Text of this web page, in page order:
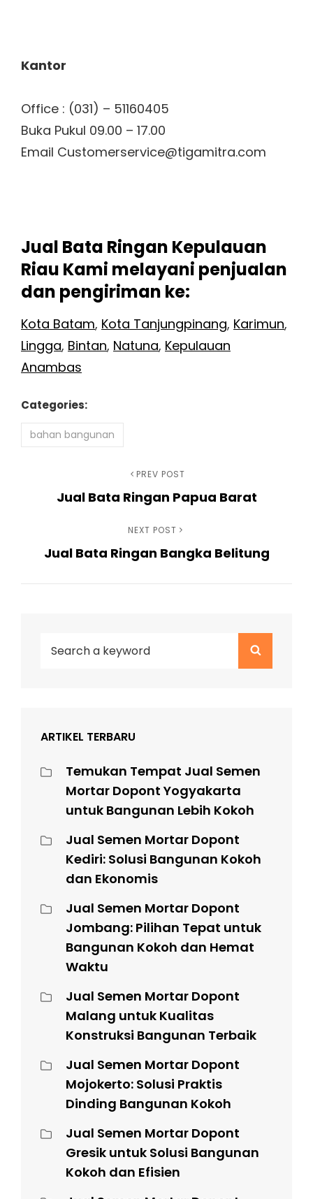
Kantor
Office : (031) – 51160405
Buka Pukul 09.00 – 17.00
Email Customerservice@tigamitra.com
Jual Bata Ringan Kepulauan
Riau Kami melayani penjualan
dan pengiriman ke:
Kota Batam, Kota Tanjungpinang, Karimun,
Lingga, Bintan, Natuna, Kepulauan
Anambas
Categories:
bahan bangunan
PREV POST
Jual Bata Ringan Papua Barat
Post
NEXT POST
Jual Bata Ringan Bangka Belitung
Search
ARTIKEL TERBARU
Temukan Tempat Jual Semen
Mortar Dopont Yogyakarta
untuk Bangunan Lebih Kokoh
Jual Semen Mortar Dopont
Kediri: Solusi Bangunan Kokoh
dan Ekonomis
Jual Semen Mortar Dopont
Jombang: Pilihan Tepat untuk
Bangunan Kokoh dan Hemat
Waktu
Jual Semen Mortar Dopont
Malang untuk Kualitas
Konstruksi Bangunan Terbaik
Jual Semen Mortar Dopont
Mojokerto: Solusi Praktis
Dinding Bangunan Kokoh
Jual Semen Mortar Dopont
Gresik untuk Solusi Bangunan
Kokoh dan Efisien